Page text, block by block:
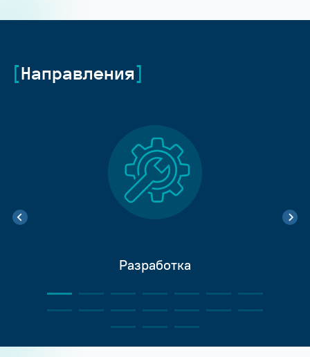
Направления
Разработка